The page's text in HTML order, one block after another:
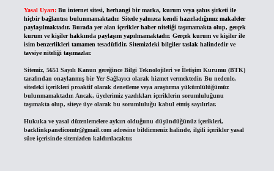
Yasal Uyarı: Bu internet sitesi, herhangi bir marka, kurum veya şahıs şirketi ile
hiçbir bağlantısı bulunmamaktadır. Sitede yalnızca kendi hazırladığımız makaleler
paylaşılmaktadır. Burada yer alan içerikler haber niteliği taşımamakta olup, gerçek
kurum ve kişiler hakkında paylaşım yapılmamaktadır. Gerçek kurum ve kişiler ile
isim benzerlikleri tamamen tesadüfidir. Sitemizdeki bilgiler taslak halindedir ve
tavsiye niteliği taşımazlar.
Sitemiz, 5651 Sayılı Kanun gereğince Bilgi Teknolojileri ve İletişim Kurumu (BTK)
tarafından onaylanmış bir Yer Sağlayıcı olarak hizmet vermektedir. Bu nedenle,
sitedeki içerikleri proaktif olarak denetleme veya araştırma yükümlülüğümüz
bulunmamaktadır. Ancak, üyelerimiz yazdıkları içeriklerin sorumluluğunu
taşımakta olup, siteye üye olarak bu sorumluluğu kabul etmiş sayılırlar.
Hukuka ve yasal düzenlemelere aykırı olduğunu düşündüğünüz içerikleri,
backlinkpanelicomtr@gmail.comadresine bildirmeniz halinde, ilgili içerikler yasal
süre içerisinde sitemizden kaldırılacaktır.